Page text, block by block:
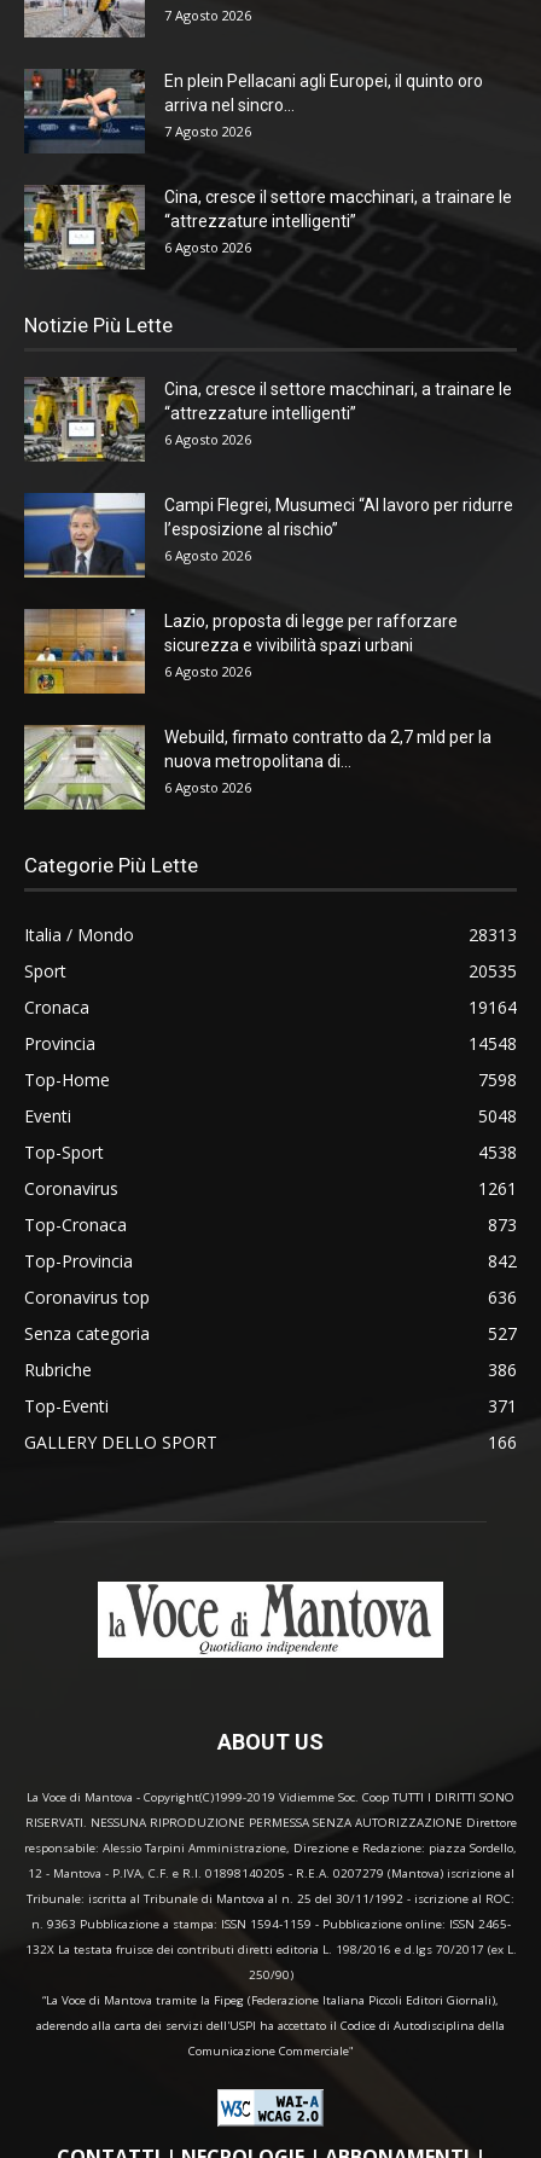
7 Agosto 2026
En plein Pellacani agli Europei, il quinto oro
arriva nel sincro...
7 Agosto 2026
Cina, cresce il settore macchinari, a trainare le
“attrezzature intelligenti”
6 Agosto 2026
Notizie Più Lette
Cina, cresce il settore macchinari, a trainare le
“attrezzature intelligenti”
6 Agosto 2026
Campi Flegrei, Musumeci “Al lavoro per ridurre
l’esposizione al rischio”
6 Agosto 2026
Lazio, proposta di legge per rafforzare
sicurezza e vivibilità spazi urbani
6 Agosto 2026
Webuild, firmato contratto da 2,7 mld per la
nuova metropolitana di...
6 Agosto 2026
Categorie Più Lette
Italia / Mondo
28313
Sport
20535
Cronaca
19164
Provincia
14548
Top-Home
7598
Eventi
5048
Top-Sport
4538
Coronavirus
1261
Top-Cronaca
873
Top-Provincia
842
Coronavirus top
636
Senza categoria
527
Rubriche
386
Top-Eventi
371
GALLERY DELLO SPORT
166
ABOUT US
La Voce di Mantova - Copyright(C)1999-2019 Vidiemme Soc. Coop TUTTI I DIRITTI SONO
RISERVATI. NESSUNA RIPRODUZIONE PERMESSA SENZA AUTORIZZAZIONE Direttore
responsabile: Alessio Tarpini Amministrazione, Direzione e Redazione: piazza Sordello,
12 - Mantova - P.IVA, C.F. e R.I. 01898140205 - R.E.A. 0207279 (Mantova) iscrizione al
Tribunale: iscritta al Tribunale di Mantova al n. 25 del 30/11/1992 - iscrizione al ROC:
n. 9363 Pubblicazione a stampa: ISSN 1594-1159 - Pubblicazione online: ISSN 2465-
132X La testata fruisce dei contributi diretti editoria L. 198/2016 e d.lgs 70/2017 (ex L.
250/90)
“La Voce di Mantova tramite la Fipeg (Federazione Italiana Piccoli Editori Giornali),
aderendo alla carta dei servizi dell'USPI ha accettato il Codice di Autodisciplina della
Comunicazione Commerciale"